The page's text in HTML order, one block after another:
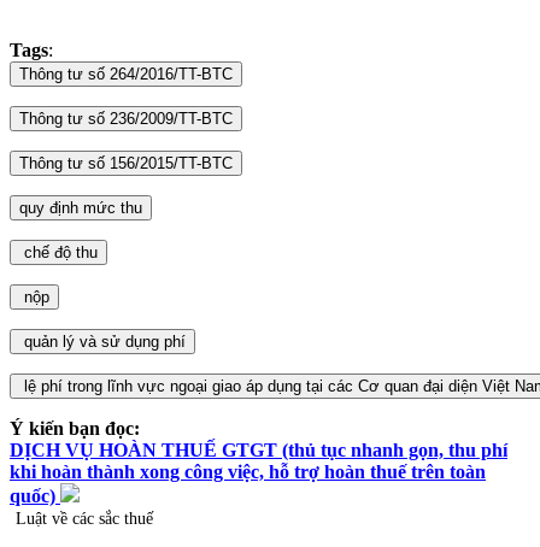
Tags:
Ý kiến bạn đọc:
DỊCH VỤ HOÀN THUẾ GTGT (thủ tục nhanh gọn, thu phí
khi hoàn thành xong công việc, hỗ trợ hoàn thuế trên toàn
quốc)
Luật về các sắc thuế